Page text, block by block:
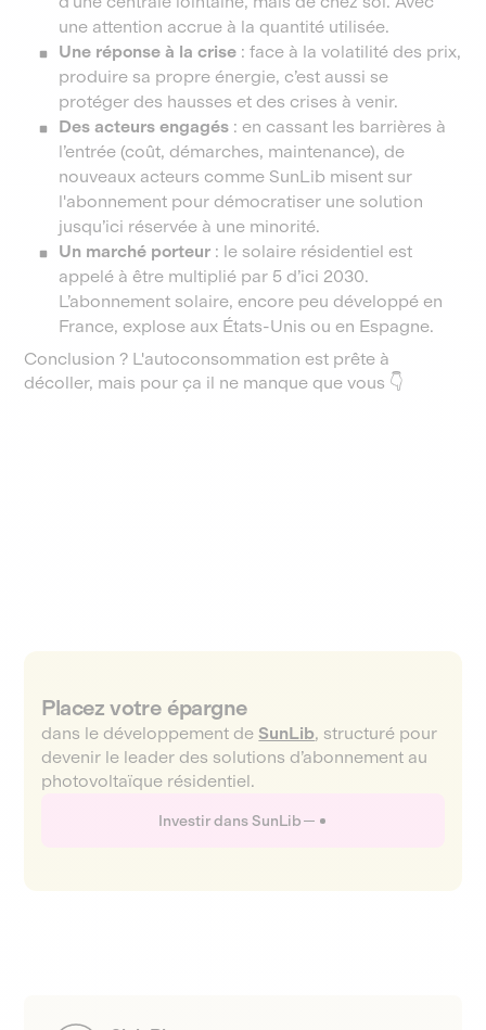
une attention accrue à la quantité utilisée.
Une réponse à la crise : face à la volatilité des prix,
produire sa propre énergie, c’est aussi se
protéger des hausses et des crises à venir.
Des acteurs engagés : en cassant les barrières à
l’entrée (coût, démarches, maintenance), de
nouveaux acteurs comme SunLib misent sur
l'abonnement pour démocratiser une solution
jusqu’ici réservée à une minorité.
Un marché porteur : le solaire résidentiel est
appelé à être multiplié par 5 d’ici 2030.
L’abonnement solaire, encore peu développé en
France, explose aux États-Unis ou en Espagne.
Conclusion ? L'autoconsommation est prête à
décoller, mais pour ça il ne manque que vous 👇
Placez votre épargne
dans le développement de SunLib, structuré pour
devenir le leader des solutions d’abonnement au
photovoltaïque résidentiel.
Investir dans SunLib